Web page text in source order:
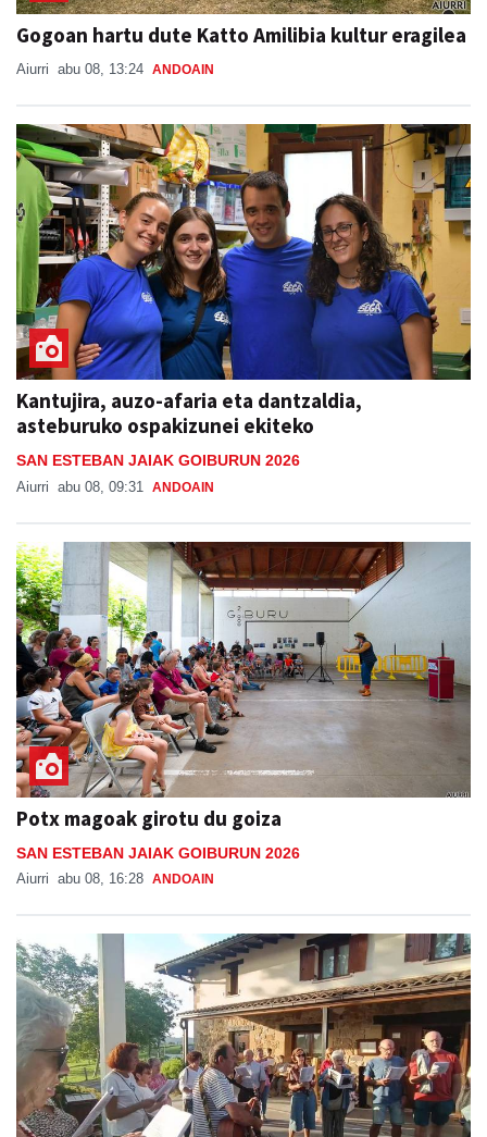
Gogoan hartu dute Katto Amilibia kultur eragilea
Aiurri abu 08, 13:24 ANDOAIN
Kantujira, auzo-afaria eta dantzaldia,
asteburuko ospakizunei ekiteko
SAN ESTEBAN JAIAK GOIBURUN 2026
Aiurri abu 08, 09:31 ANDOAIN
Potx magoak girotu du goiza
SAN ESTEBAN JAIAK GOIBURUN 2026
Aiurri abu 08, 16:28 ANDOAIN